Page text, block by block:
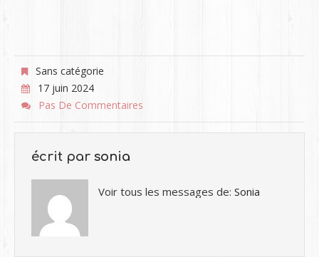
Sans catégorie
17 juin 2024
Pas De Commentaires
écrit par sonia
Voir tous les messages de: Sonia